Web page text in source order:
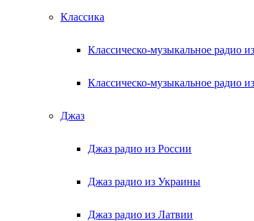
Классика
Классическо-музыкальное радио
Классическо-музыкальное радио
Джаз
Джаз радио из России
Джаз радио из Украины
Джаз радио из Латвии